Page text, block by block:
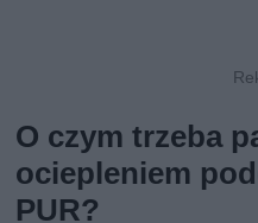
O czym trzeba
ociepleniem
PUR?